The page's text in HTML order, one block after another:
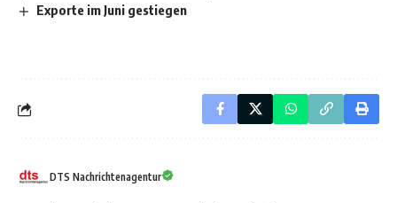
Exporte im Juni gestiegen
DTS Nachrichtenagentur